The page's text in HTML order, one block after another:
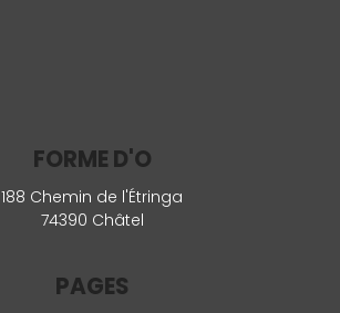
FORME D'O
188 Chemin de l'Étringa
74390 Châtel
PAGES